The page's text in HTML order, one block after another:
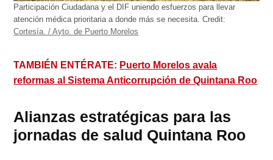
Participación Ciudadana y el DIF uniendo esfuerzos para llevar
atención médica prioritaria a donde más se necesita.Credit:
Cortesía. / Ayto. de Puerto Morelos
TAMBIÉN ENTÉRATE: Puerto Morelos avala
reformas al Sistema Anticorrupción de Quintana Roo
Alianzas estratégicas para las
jornadas de salud Quintana Roo